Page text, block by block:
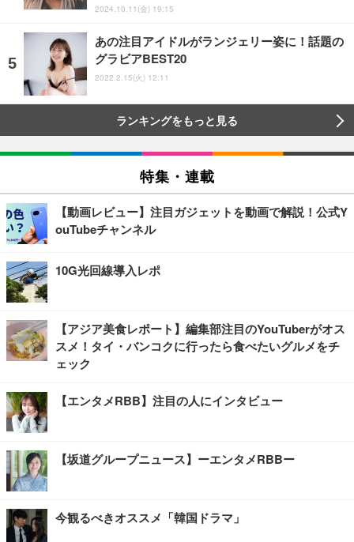
2024.10.11(金) 19:15
あの注目アイドルがランジェリー姿に！話題の
グラビアBEST20
2022.2.15(火) 12:11
ランキングをもっと見る
特集・連載
【動画レビュー】注目ガジェットを動画で解説！公式Y
ouTubeチャンネル
10G光回線導入レポ
【アジア美食レポート】編集部注目のYouTuberがオス
スメ！タイ・バンコクに行ったら食べたいグルメをチ
ェック
【エンタメRBB】注目の人にインタビュー
【坂道グループニュース】ーエンタメRBBー
今観るべきオススメ「韓国ドラマ」